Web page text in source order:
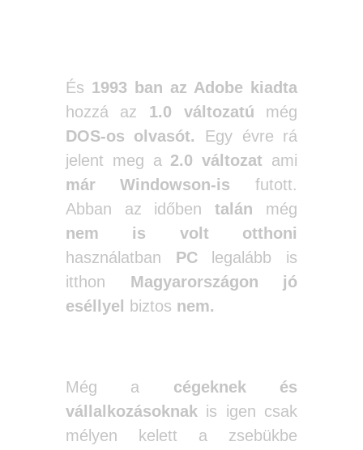
És 1993 ban az Adobe kiadta
hozzá az 1.0 változatú még
DOS-os olvasót.
Egy évre rá
jelent meg a 2.0 változat ami
már Windowson-is futott.
Abban az időbentalán még
nem is volt otthoni
használatban PClegalább is
itthon Magyarországon jó
eséllyel
biztos nem.
Még a cégeknek és
vállalkozásoknakis igen csak
mélyen kelett a zsebükbe